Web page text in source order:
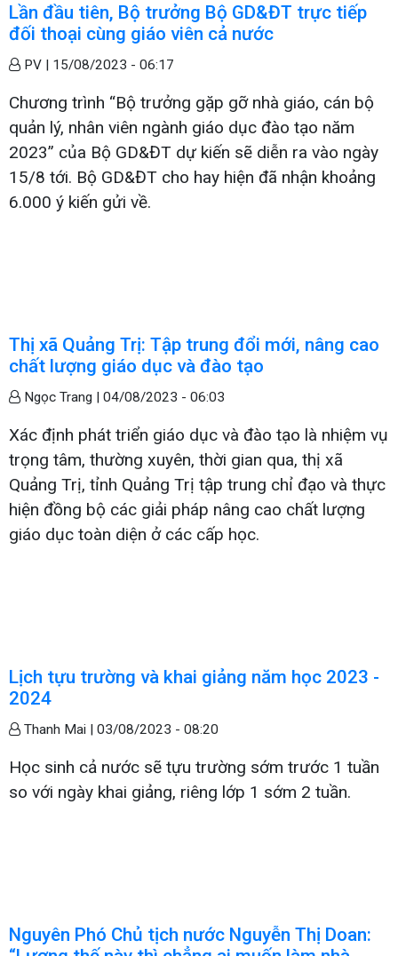
Lần đầu tiên, Bộ trưởng Bộ GD&ĐT trực tiếp
đối thoại cùng giáo viên cả nước
PV | 15/08/2023 - 06:17
Chương trình “Bộ trưởng gặp gỡ nhà giáo, cán bộ
quản lý, nhân viên ngành giáo dục đào tạo năm
2023” của Bộ GD&ĐT dự kiến sẽ diễn ra vào ngày
15/8 tới. Bộ GD&ĐT cho hay hiện đã nhận khoảng
6.000 ý kiến gửi về.
Thị xã Quảng Trị: Tập trung đổi mới, nâng cao
chất lượng giáo dục và đào tạo
Ngọc Trang | 04/08/2023 - 06:03
Xác định phát triển giáo dục và đào tạo là nhiệm vụ
trọng tâm, thường xuyên, thời gian qua, thị xã
Quảng Trị, tỉnh Quảng Trị tập trung chỉ đạo và thực
hiện đồng bộ các giải pháp nâng cao chất lượng
giáo dục toàn diện ở các cấp học.
Lịch tựu trường và khai giảng năm học 2023 -
2024
Thanh Mai | 03/08/2023 - 08:20
Học sinh cả nước sẽ tựu trường sớm trước 1 tuần
so với ngày khai giảng, riêng lớp 1 sớm 2 tuần.
Nguyên Phó Chủ tịch nước Nguyễn Thị Doan: